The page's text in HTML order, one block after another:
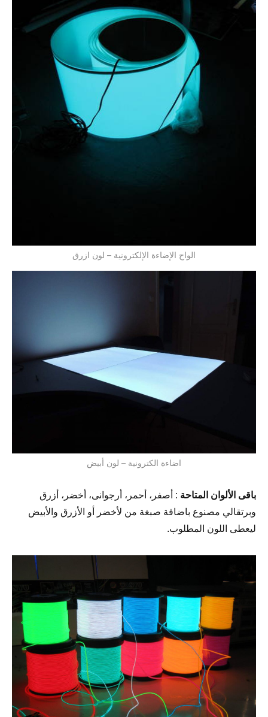
الواح الإضاءة الإلكترونية – لون ازرق
اضاءة الكترونية – لون أبيض
باقى الألوان المتاحة : أصفر، أحمر، أرجوانى، أخضر، أزرق
وبرتقالي مصنوع باضافة صبغة من لأخضر أو الأزرق والأبيض
ليعطى اللون المطلوب.